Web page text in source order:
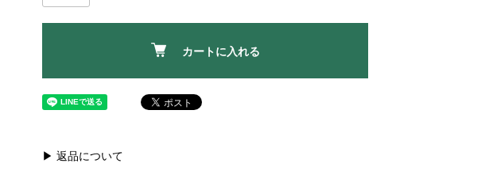
カートに入れる
▶ 返品について